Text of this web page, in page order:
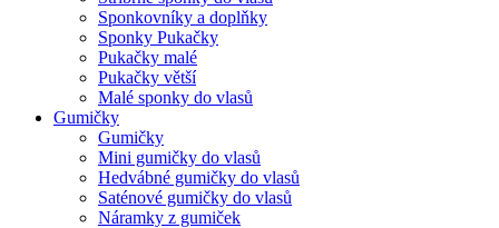
Sponkovníky a doplňky
Sponky Pukačky
Pukačky malé
Pukačky větší
Malé sponky do vlasů
Gumičky
Gumičky
Mini gumičky do vlasů
Hedvábné gumičky do vlasů
Saténové gumičky do vlasů
Náramky z gumiček